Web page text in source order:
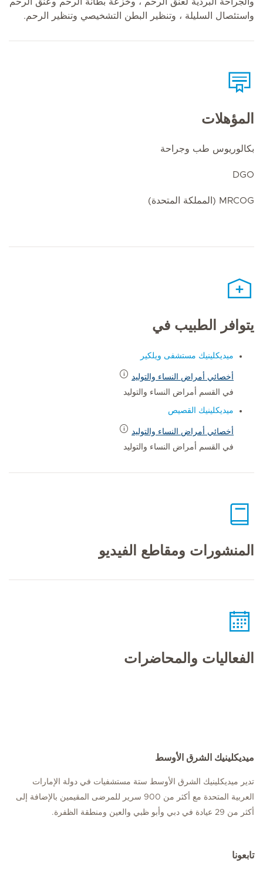
واستئصال السليلة ، وتنظير البطن التشخيصي وتنظير الرحم.
المؤهلات
بكالوريوس طب وجراحة
DGO
MRCOG (المملكة المتحدة)
يتوافر الطبيب في
ميديكلينيك مستشفى ويلكير
أخصائي أمراض النساء والتوليد
في القسم أمراض النساء والتوليد
ميديكلينيك القصيص
أخصائي أمراض النساء والتوليد
في القسم أمراض النساء والتوليد
المنشورات ومقاطع الفيديو
الفعاليات والمحاضرات
ميديكلينيك الشرق الأوسط
تدير ميديكلينيك الشرق الأوسط ستة مستشفيات في دولة الإمارات
العربية المتحدة مع أكثر من 900 سرير للمرضى المقيمين بالإضافة إلى
أكثر من 29 عيادة في دبي وأبو ظبي والعين ومنطقة الظفرة.
تابعونا